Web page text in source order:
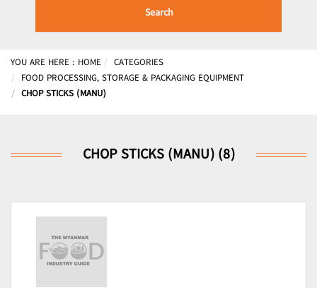
Search
YOU ARE HERE : HOME
CATEGORIES
FOOD PROCESSING, STORAGE & PACKAGING EQUIPMENT
CHOP STICKS (MANU)
CHOP STICKS (MANU) (8)